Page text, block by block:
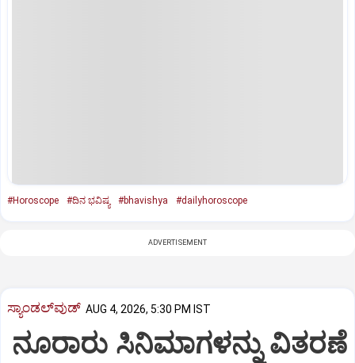
#Horoscope #ದಿನ ಭವಿಷ್ಯ #bhavishya #dailyhoroscope
ADVERTISEMENT
ಸ್ಯಾಂಡಲ್‌ವುಡ್‌ AUG 4, 2026, 5:30 PM IST
ನೂರಾರು ಸಿನಿಮಾಗಳನ್ನು ವಿತರಣೆ